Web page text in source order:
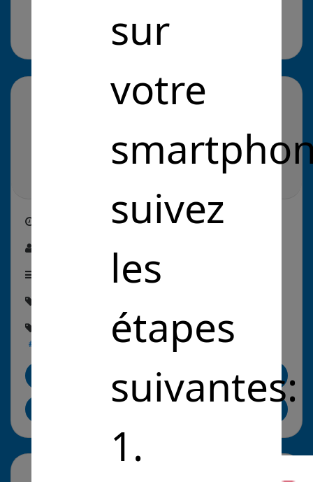
Cliquez pour en savoir plus
09/03/2021
Étape de la solution : En commercialisation
#LutteContreLaCovid19
#ProgrèsMédicaux
#Prévention
Me contacter
sur
votre
suivez
les
étapes
suivantes:
1.